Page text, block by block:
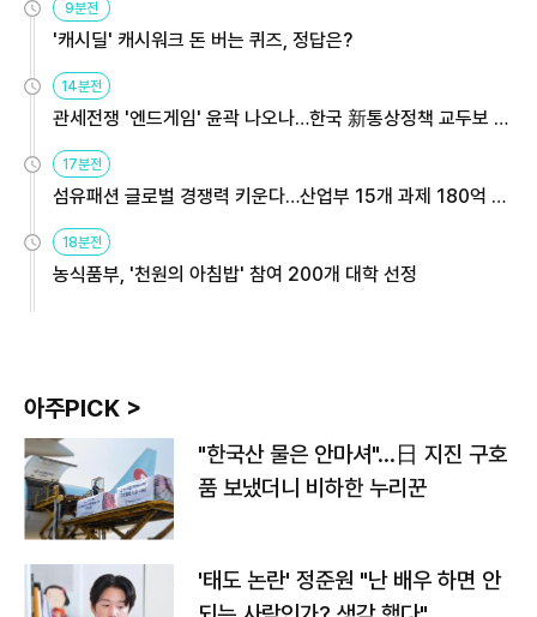
9분전
'캐시딜' 캐시워크 돈 버는 퀴즈, 정답은?
14분전
관세전쟁 '엔드게임' 윤곽 나오나…한국 新통상정책 교두보 활
17분전
섬유패션 글로벌 경쟁력 키운다…산업부 15개 과제 180억 지
18분전
농식품부, '천원의 아침밥' 참여 200개 대학 선정
아주PICK >
"한국산 물은 안마셔"…日 지진 구호
품 보냈더니 비하한 누리꾼
'태도 논란' 정준원 "난 배우 하면 안